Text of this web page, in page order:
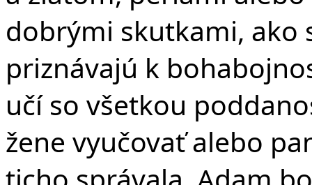
dobrými skutkami, ako
priznávajú k
učí so všetkou
žene vyučovať alebo